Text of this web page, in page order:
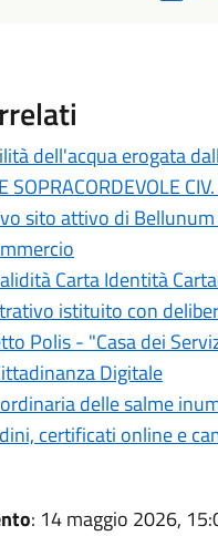
dell'acqua erogata
SOPRACORDEVOLE
sito attivo di
Carta Identità
istituito con
Polis - "Casa dei
Digitale
delle salme
certificati online e
: 14 maggio 2026,